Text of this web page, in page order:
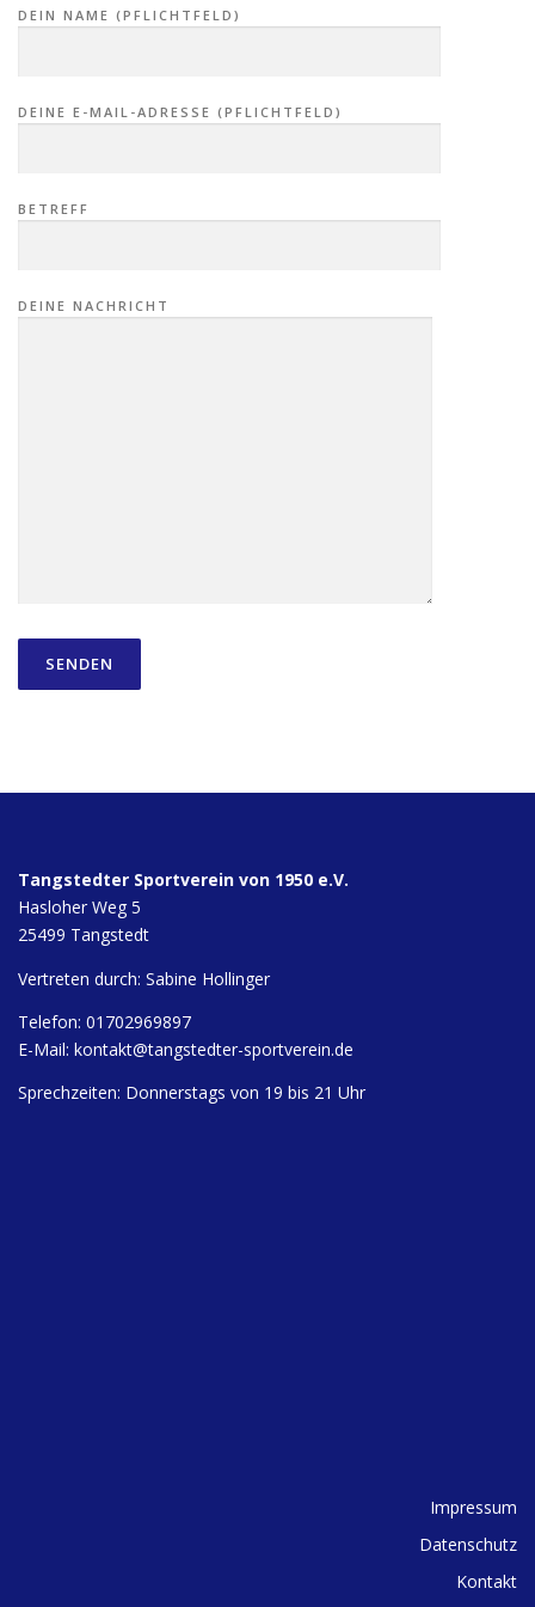
DEIN NAME (PFLICHTFELD)
DEINE E-MAIL-ADRESSE (PFLICHTFELD)
BETREFF
DEINE NACHRICHT
Tangstedter Sportverein von 1950 e.V.
Hasloher Weg 5
25499 Tangstedt
Vertreten durch: Sabine Hollinger
Telefon: 01702969897
E-Mail: kontakt@tangstedter-sportverein.de
Sprechzeiten: Donnerstags von 19 bis 21 Uhr
Impressum
Datenschutz
Kontakt